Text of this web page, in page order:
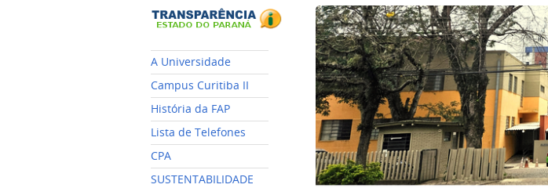
A Universidade
Campus Curitiba II
História da FAP
Lista de Telefones
CPA
SUSTENTABILIDADE